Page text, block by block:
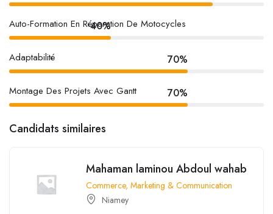
Auto-Formation En Réparation De Motocycles
40%
Adaptabilité 70%
Montage Des Projets Avec Gantt 70%
Candidats similaires
Mahaman laminou Abdoul wahab
Commerce, Marketing & Communication
Niamey